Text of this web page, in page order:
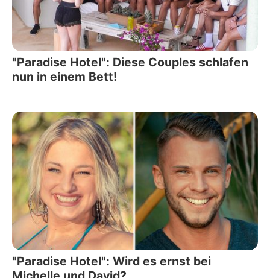
"Paradise Hotel": Diese Couples schlafen
nun in einem Bett!
"Paradise Hotel": Wird es ernst bei